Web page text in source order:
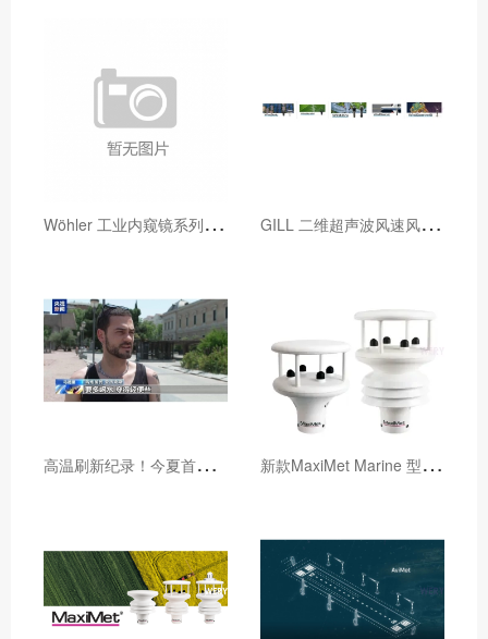
W
öhler 工业内窥镜系列产品参数对比表 G
ILL 二维超声波风速风向仪对比（2023年1月新增WindUltra）
高
温刷新纪录！今夏首波热浪席卷欧洲多国，预警不断升级 新
款MaxiMet Marine 型号提供了增强的海洋性能，具有IP68和六轴罗盘